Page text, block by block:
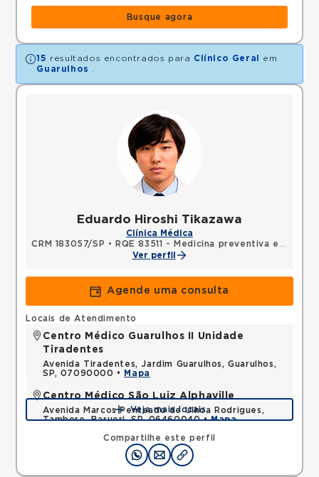
Busque agora
15 resultados encontrados para Clínico Geral
em
Guarulhos
Eduardo Hiroshi Tikazawa
Clínica Médica
CRM 183057/SP •
RQE 83511 - Medicina preventiva e social
Ver perfil
Agende uma consulta
Compartilhe este perfil
Locais de Atendimento
Centro Médico Guarulhos II Unidade
Tiradentes
Avenida Tiradentes, Jardim Guarulhos, Guarulhos,
SP, 07090000 •
Mapa
Centro Médico São Luiz Alphaville
Avenida Marcos Penteado de Ulhoa Rodrigues,
Tambore, Barueri, SP, 06460040 •Mapa
Veja mais locais